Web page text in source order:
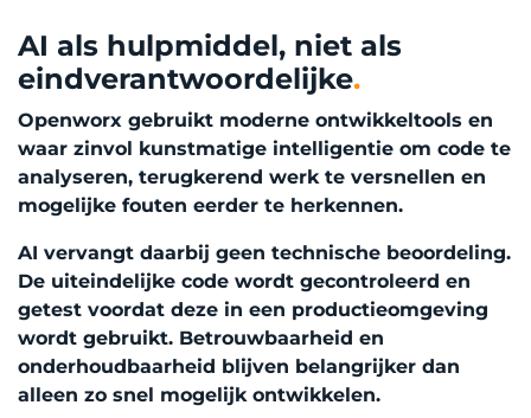
AI als hulpmiddel, niet als
eindverantwoordelijke.
Openworx gebruikt moderne ontwikkeltools en
waar zinvol kunstmatige intelligentie om code te
analyseren, terugkerend werk te versnellen en
mogelijke fouten eerder te herkennen.
AI vervangt daarbij geen technische beoordeling.
De uiteindelijke code wordt gecontroleerd en
getest voordat deze in een productieomgeving
wordt gebruikt. Betrouwbaarheid en
onderhoudbaarheid blijven belangrijker dan
alleen zo snel mogelijk ontwikkelen.